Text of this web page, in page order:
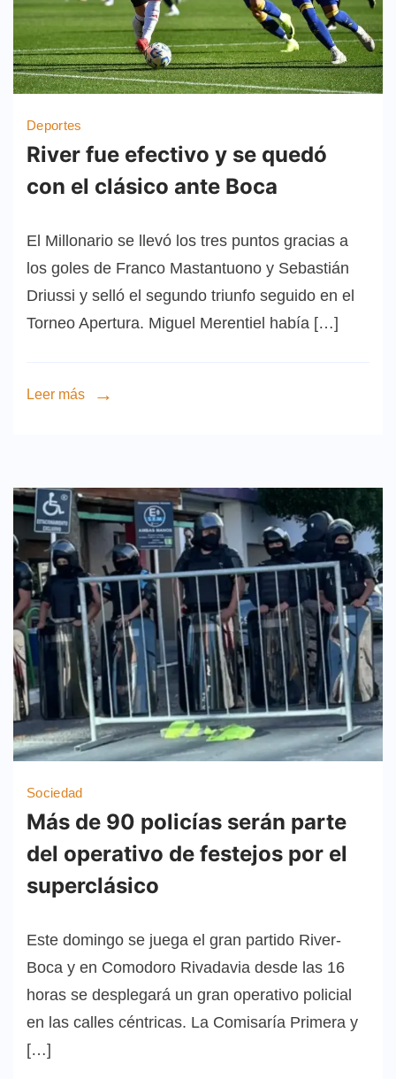
Deportes
River fue efectivo y se quedó
con el clásico ante Boca
El Millonario se llevó los tres puntos gracias a
los goles de Franco Mastantuono y Sebastián
Driussi y selló el segundo triunfo seguido en el
Torneo Apertura. Miguel Merentiel había […]
Leer más
Sociedad
Más de 90 policías serán parte
del operativo de festejos por el
superclásico
Este domingo se juega el gran partido River-
Boca y en Comodoro Rivadavia desde las 16
horas se desplegará un gran operativo policial
en las calles céntricas. La Comisaría Primera y
[…]